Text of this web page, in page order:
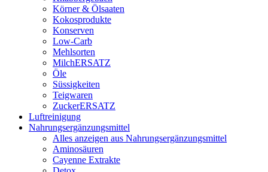
Körner & Ölsaaten
Kokosprodukte
Konserven
Low-Carb
Mehlsorten
MilchERSATZ
Öle
Süssigkeiten
Teigwaren
ZuckerERSATZ
Luftreinigung
Nahrungsergänzungsmittel
Alles anzeigen aus Nahrungsergänzungsmittel
Aminosäuren
Cayenne Extrakte